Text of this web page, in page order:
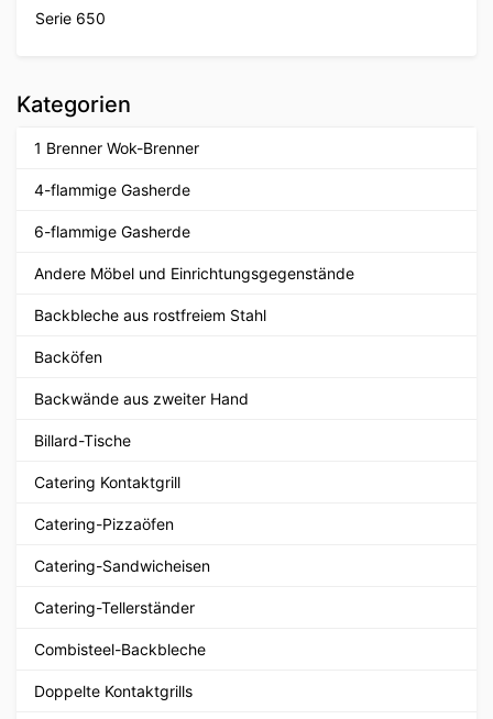
Serie 650
Kategorien
1 Brenner Wok-Brenner
4-flammige Gasherde
6-flammige Gasherde
Andere Möbel und Einrichtungsgegenstände
Backbleche aus rostfreiem Stahl
Backöfen
Backwände aus zweiter Hand
Billard-Tische
Catering Kontaktgrill
Catering-Pizzaöfen
Catering-Sandwicheisen
Catering-Tellerständer
Combisteel-Backbleche
Doppelte Kontaktgrills